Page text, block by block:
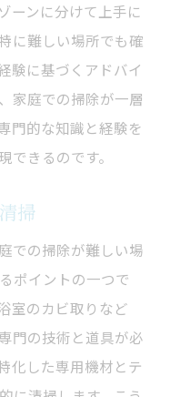
常のストレスを
作る清掃の工夫
ション効果
の安定
クリーニングア
を選ぶ際の重要ポ
5つのポイント
ーンに分けて上手に
に難しい場所でも確
験に基づくアドバイ
家庭での掃除が一層
門的な知識と経験を
きるのです。
掃
での掃除が難しい場
ポイントの一つで
室のカビ取りなど
門の技術と道具が必
化した専用機材とテ